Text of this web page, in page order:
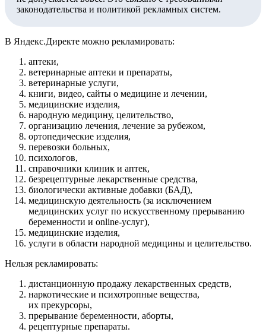
законодательства и политикой рекламных систем.
В Яндекс.Директе можно рекламировать:
аптеки,
ветеринарные аптеки и препараты,
ветеринарные услуги,
книги, видео, сайты о медицине и лечении,
медицинские изделия,
народную медицину, целительство,
организацию лечения, лечение за рубежом,
ортопедические изделия,
перевозки больных,
психологов,
справочники клиник и аптек,
безрецептурные лекарственные средства,
биологически активные добавки (БАД),
медицинскую деятельность (за исключением
медицинских услуг по искусственному прерыванию
беременности и online-услуг),
медицинские изделия,
услуги в области народной медицины и целительство.
Нельзя рекламировать:
дистанционную продажу лекарственных средств,
наркотические и психотропные вещества,
их прекурсоры,
прерывание беременности, аборты,
рецептурные препараты.